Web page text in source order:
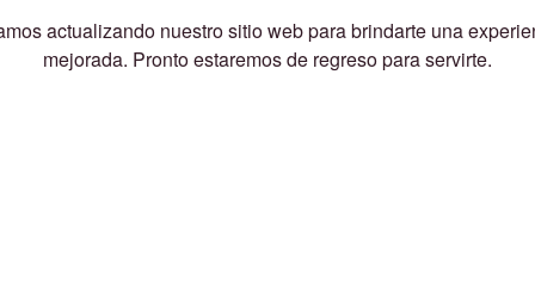
actualizando nuestro sitio web para brindarte una
mejorada. Pronto estaremos de regreso para servirte.